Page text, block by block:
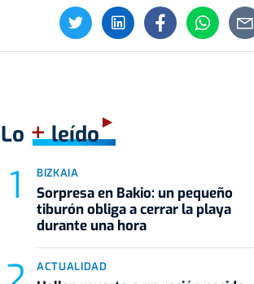
Lo +leído
BIZKAIA
Sorpresa en Bakio: un pequeño
tiburón obliga a cerrar la playa
durante una hora
ACTUALIDAD